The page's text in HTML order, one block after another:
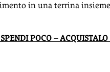
in una terrina
POCO –